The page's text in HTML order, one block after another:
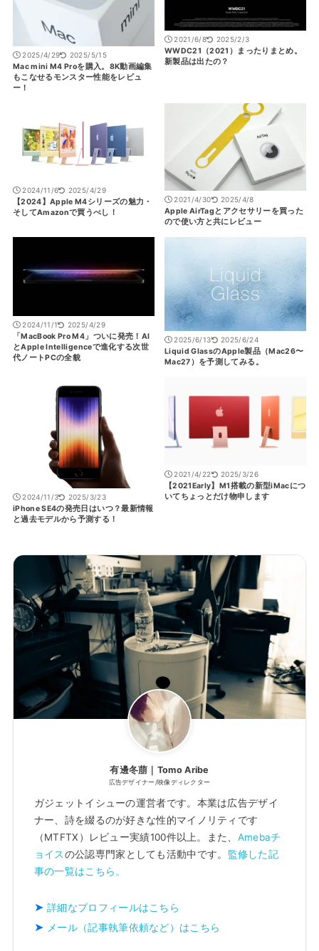
2025/4/29 2025/5/15
Mac mini M4 Proを購入。8K動画編集
もこなせるモンスター性能をレビュ
ー！
2021/6/8 2025/2/3
WWDC21（2021）まったりまとめ。
新製品は出たの？
2024/11/6 2025/4/29
【2024】Apple M4シリーズの魅力・
そしてAmazonで買うべし！
2021/4/30 2025/4/8
Apple AirTagとアクセサリーを買った
ので使い方と共にレビュー
2024/11/1 2025/4/29
「MacBook Pro M4」ついに発売！AI
とApple Intelligenceで進化する次世
代ノートPCの全貌
2025/6/13 2025/6/24
Liquid GlassのApple製品（Mac26〜
Mac27）を予測してみる。
2024/11/3 2025/3/23
iPhone SE4の発売日はいつ？最新情報
と過去モデルから予測する！
2021/4/22 2025/3/26
【2021Early】M1搭載の新型iMacにつ
いてちょっとだけ物申します
有邊冬萠｜Tomo Aribe
広告デザイナー/映像ディレクター
ガジェットイシューの運営者です。本業は広告デザイ
ナー、詩を綴るのが好きな性的マイノリティです
（MTFTX）レビュー実績100件以上。また、 Amebaチ
ョイスの公認専門家としても活動中です。 監修した記
事の一覧はこちら。
詳細なプロフィールはこちら
メール（記事執筆依頼など）はこちら